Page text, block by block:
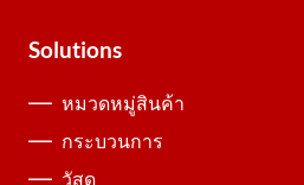
Solutions
หมวดหมู่สินค้า
กระบวนการ
วัสดุ